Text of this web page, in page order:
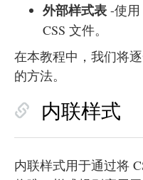
外部样式表 -使用
CSS 文件。
在本教程中，我们将
的方法。
内联样式
内联样式用于通过将